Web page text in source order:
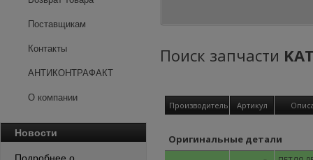
Поставщикам
Контакты
АНТИКОНТРАФАКТ
О компании
Новости
Поиск запчасти
Производитель Артикул
Оригинальные детали